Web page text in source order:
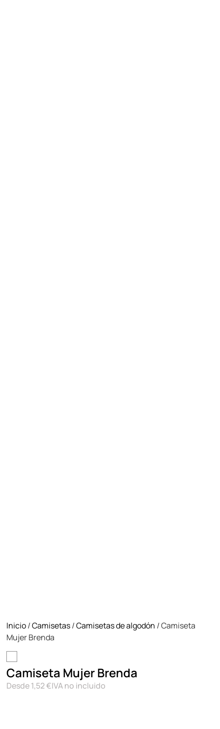
Inicio/Camisetas/Camisetas de algodón / Camiseta
Mujer Brenda
Camiseta Mujer Brenda
Desde1,52€IVA no incluido